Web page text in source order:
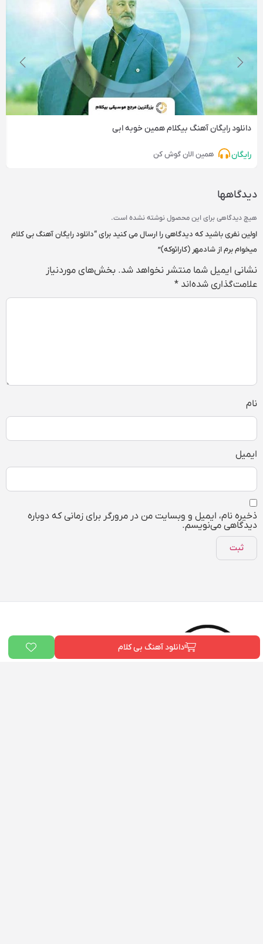
دانلود آهنگ بی کلام
دانلود رایگان آهنگ‌ بیکلام همین خوبه ابی
رایگان همین الان گوش کن
دیدگاهها
هیچ دیدگاهی برای این محصول نوشته نشده است.
اولین نفری باشید که دیدگاهی را ارسال می کنید برای “دانلود رایگان آهنگ بی کلام
میخوام برم از شادمهر (کارائوکه)”
نشانی ایمیل شما منتشر نخواهد شد. بخش‌های موردنیاز
علامت‌گذاری شده‌اند *
نام
ایمیل
ذخیره نام، ایمیل و وبسایت من در مرورگر برای زمانی که دوباره
دیدگاهی می‌نویسم.